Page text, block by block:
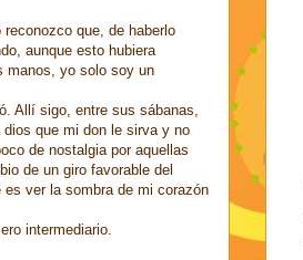
que, de haberlo
aunque esto hubiera
manos, yo solo soy un
Allí sigo, entre sus sábanas,
que mi don le sirva y no
de nostalgia por aquellas
de un giro favorable del
ver la sombra de mi corazón
intermediario.